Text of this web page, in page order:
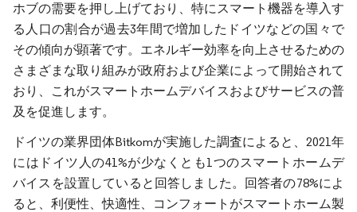
ホブの需要を押し上げており、特にスマート機器を導入す
る人口の割合が過去3年間で増加したドイツなどの国々で
その傾向が顕著です。エネルギー効率を向上させるための
さまざまな取り組みが政府および企業によって開始されて
おり、これがスマートホームデバイスおよびサービスの普
及を促進します。
ドイツの業界団体Bitkomが実施した調査によると、2021年
にはドイツ人の41%が少なくとも1つのスマートホームデ
バイスを設置していると回答しました。回答者の78%によ
ると、利便性、快適性、コンフォートがスマートホーム製